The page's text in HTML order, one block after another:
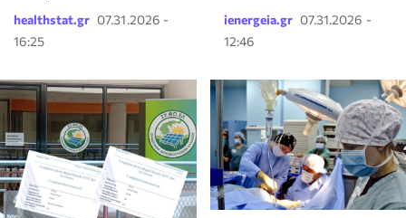
healthstat.gr 07.31.2026 -
16:25
ienergeia.gr 07.31.2026 -
12:46